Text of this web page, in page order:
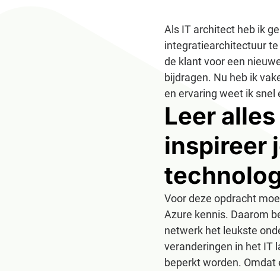
Als IT architect heb ik
integratiearchitectuur
de klant voor een
bijdragen. Nu heb ik
en ervaring weet ik snel
Leer
inspireer
Voor deze opdracht
Azure kennis. Daarom
netwerk het leukste
veranderingen in het IT
beperkt worden.